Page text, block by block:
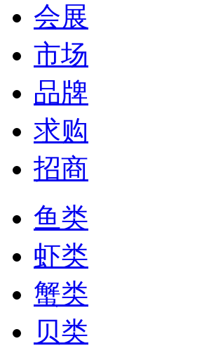
会展
市场
品牌
求购
招商
鱼类
虾类
蟹类
贝类